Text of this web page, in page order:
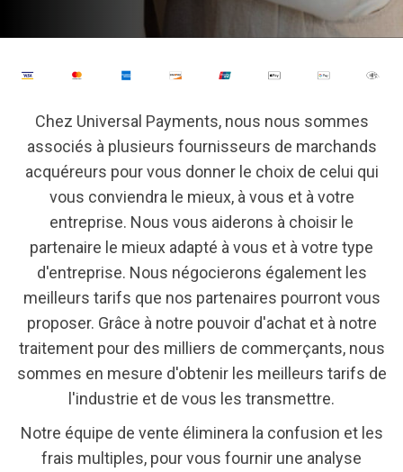
Chez Universal Payments, nous nous sommes
associés à plusieurs fournisseurs de marchands
acquéreurs pour vous donner le choix de celui qui
vous conviendra le mieux, à vous et à votre
entreprise. Nous vous aiderons à choisir le
partenaire le mieux adapté à vous et à votre type
d'entreprise. Nous négocierons également les
meilleurs tarifs que nos partenaires pourront vous
proposer. Grâce à notre pouvoir d'achat et à notre
traitement pour des milliers de commerçants, nous
sommes en mesure d'obtenir les meilleurs tarifs de
l'industrie et de vous les transmettre.
Notre équipe de vente éliminera la confusion et les
frais multiples, pour vous fournir une analyse